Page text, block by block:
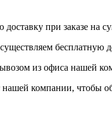
при заказе на
бесплатную
из офиса нашей
нашей компании, чтобы